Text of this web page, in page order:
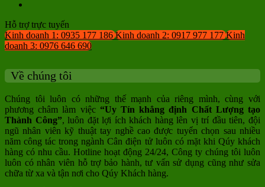
Hỗ trợ trực tuyến
Kinh doanh 1: 0935 177 186 Kinh doanh 2: 0917 977 177 Kinh
doanh 3: 0976 646 690
Về chúng tôi
Chúng tôi luôn có những thế mạnh của riêng mình, cùng với
phương châm làm việc “Uy Tín khẳng định Chất Lượng tạo
Thành Công”, luôn đặt lợi ích khách hàng lên vị trí đầu tiên, đội
ngũ nhân viên kỹ thuật tay nghề cao được tuyển chọn sau nhiều
năm công tác trong ngành Cân điện tử luôn có mặt khi Qúy khách
hàng có nhu cầu. Hotline hoạt động 24/24, Công ty chúng tôi luôn
luôn có nhân viên hỗ trợ bảo hành, tư vấn sử dụng cũng như sửa
chữa từ xa và tận nơi cho Qúy Khách hàng.